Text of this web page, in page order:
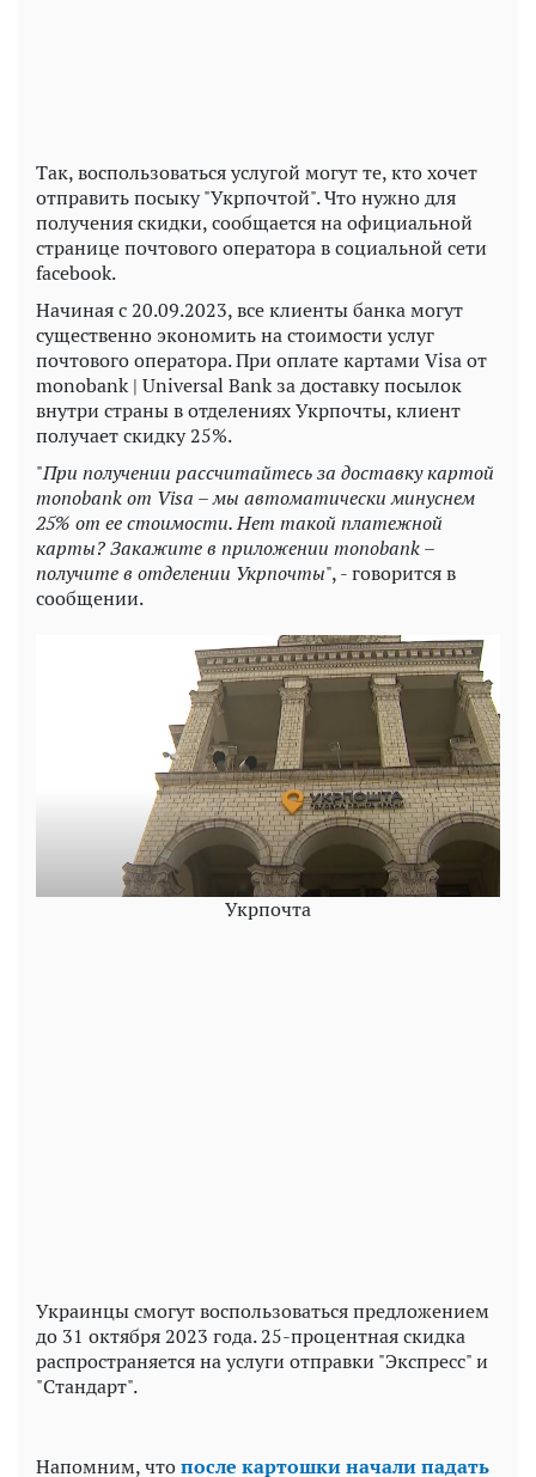
Так, воспользоваться услугой могут те, кто хочет
отправить посыку "Укрпочтой". Что нужно для
получения скидки, сообщается на официальной
странице почтового оператора в социальной сети
facebook.
Начиная с 20.09.2023, все клиенты банка могут
существенно экономить на стоимости услуг
почтового оператора. При оплате картами Visa от
monobank | Universal Bank за доставку посылок
внутри страны в отделениях Укрпочты, клиент
получает скидку 25%.
"При получении рассчитайтесь за доставку картой
monobank от Visa – мы автоматически минуснем
25% от ее стоимости. Нет такой платежной
карты? Закажите в приложении monobank –
получите в отделении Укрпочты", - говорится в
сообщении.
Укрпочта
Украинцы смогут воспользоваться предложением
до 31 октября 2023 года. 25-процентная скидка
распространяется на услуги отправки "Экспресс" и
"Стандарт".
Напомним, чтопосле картошки начали падать